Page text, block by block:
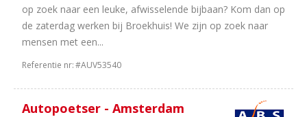
op zoek naar een leuke, afwisselende bijbaan? Kom dan op
de zaterdag werken bij Broekhuis! We zijn op zoek naar
mensen met een...
Referentie nr:#AUV53540
Autopoetser - Amsterdam